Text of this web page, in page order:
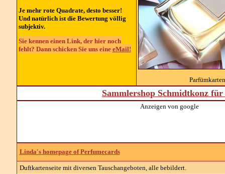
Je mehr rote Quadrate, desto besser!
Und natürlich ist die Bewertung völlig
subjektiv.
Sie kennen einen Link, der hier noch
fehlt? Dann schicken Sie uns eine eMail!
Sammlershop Schmidtkonz
Anzeigen von google
Linda's homepage of Perfumecards
Duftkartenseite mit diversen Tauschangeboten, alle bebildert.